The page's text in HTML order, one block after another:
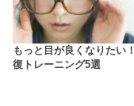
もっと目が良くなりたい
復トレーニング5選